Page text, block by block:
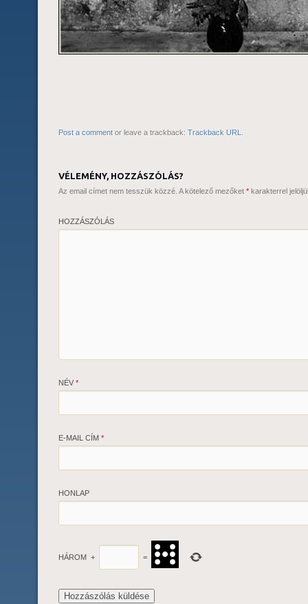
Post a comment or leave a trackback: Trackback URL
VÉLEMÉNY, HOZZÁSZÓLÁS?
Az email címet nem tesszük közzé. A kötelező mezőket * karakterrel
HOZZÁSZÓLÁS
NÉV *
E-MAIL CÍM *
HONLAP
HÁROM + =